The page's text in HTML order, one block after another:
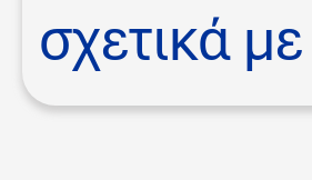
σχετικά